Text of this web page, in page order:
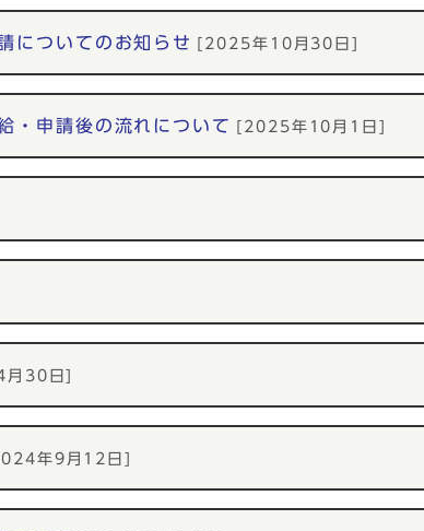
についてのお知らせ [2025年10月30日]
・申請後の流れについて [2025年10月1日]
月30日]
年9月12日]